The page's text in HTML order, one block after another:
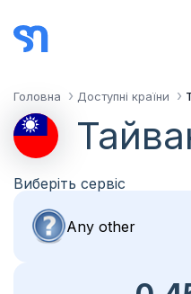
Головна Доступні країни
Виберіть сервіс